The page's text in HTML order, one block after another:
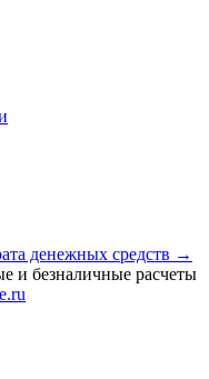
денежных средств →
и безналичные расчеты